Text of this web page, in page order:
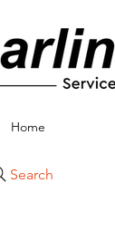
Home
Search